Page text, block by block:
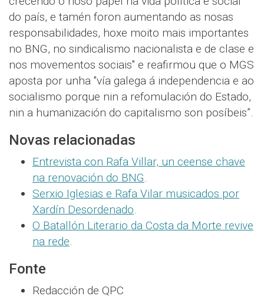
do país, e tamén foron aumentando as nosas
responsabilidades, hoxe moito mais importantes
no BNG, no sindicalismo nacionalista e de clase e
nos movementos sociais" e reafirmou que o MGS
aposta por unha "vía galega á independencia e ao
socialismo porque nin a refomulación do Estado,
nin a humanización do capitalismo son posíbeis”.
Novas relacionadas
Entrevista con Rafa Villar, un ceense chave
na renovación do BNG.
Serxio Iglesias e Rafa Vilar musicados por
Xardín Desordenado.
O Batallón Literario da Costa da Morte revive
na rede.
Fonte
Redacción de QPC